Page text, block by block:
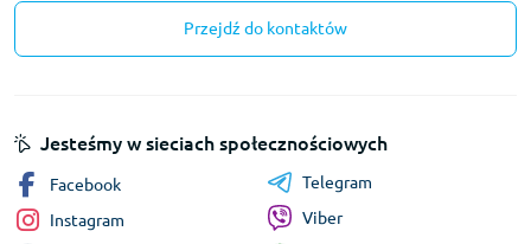
Przejdź do kontaktów
Jesteśmy w sieciach społecznościowych
Facebook
Instagram
Telegram
Viber